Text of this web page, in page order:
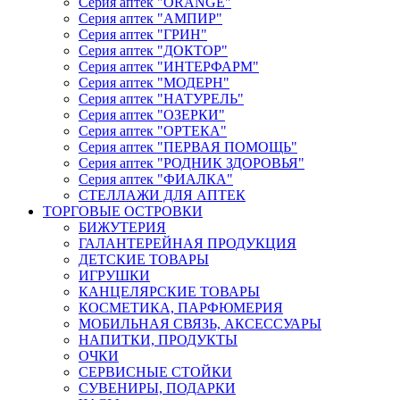
Серия аптек "АМПИР"
Серия аптек "ГРИН"
Серия аптек "ДОКТОР"
Серия аптек "ИНТЕРФАРМ"
Серия аптек "МОДЕРН"
Серия аптек "НАТУРЕЛЬ"
Серия аптек "ОЗЕРКИ"
Серия аптек "ОРТЕКА"
Серия аптек "ПЕРВАЯ ПОМОЩЬ"
Серия аптек "РОДНИК ЗДОРОВЬЯ"
Серия аптек "ФИАЛКА"
СТЕЛЛАЖИ ДЛЯ АПТЕК
ТОРГОВЫЕ ОСТРОВКИ
БИЖУТЕРИЯ
ГАЛАНТЕРЕЙНАЯ ПРОДУКЦИЯ
ДЕТСКИЕ ТОВАРЫ
ИГРУШКИ
КАНЦЕЛЯРСКИЕ ТОВАРЫ
КОСМЕТИКА, ПАРФЮМЕРИЯ
МОБИЛЬНАЯ СВЯЗЬ, АКСЕССУАРЫ
НАПИТКИ, ПРОДУКТЫ
ОЧКИ
СЕРВИСНЫЕ СТОЙКИ
СУВЕНИРЫ, ПОДАРКИ